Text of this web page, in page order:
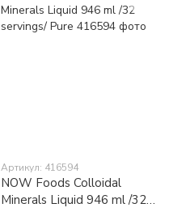
Артикул: 416594
NOW Foods Colloidal
Minerals Liquid 946 ml /32